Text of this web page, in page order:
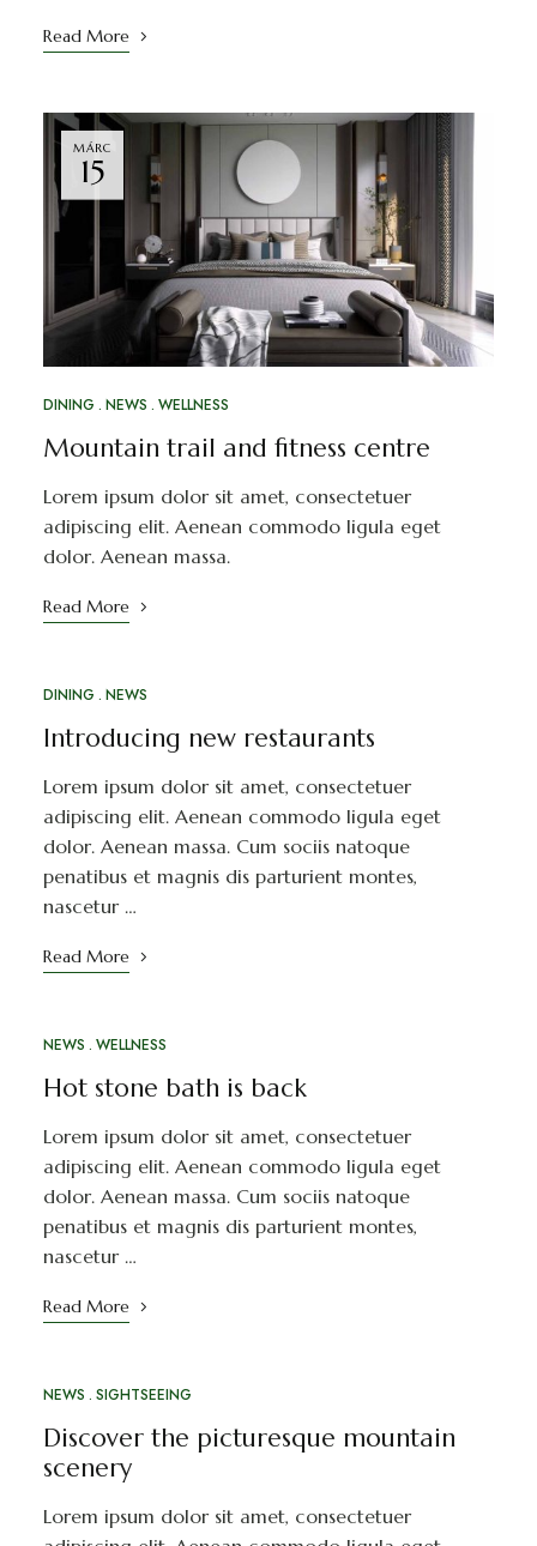
Read More
MÁRC
15
DINING NEWS WELLNESS
Mountain trail and fitness centre
Lorem ipsum dolor sit amet, consectetuer
adipiscing elit. Aenean commodo ligula eget
dolor. Aenean massa.
Read More
DINING NEWS
Introducing new restaurants
Lorem ipsum dolor sit amet, consectetuer
adipiscing elit. Aenean commodo ligula eget
dolor. Aenean massa. Cum sociis natoque
penatibus et magnis dis parturient montes,
nascetur …
Read More
NEWS WELLNESS
Hot stone bath is back
Lorem ipsum dolor sit amet, consectetuer
adipiscing elit. Aenean commodo ligula eget
dolor. Aenean massa. Cum sociis natoque
penatibus et magnis dis parturient montes,
nascetur …
Read More
NEWS SIGHTSEEING
Discover the picturesque mountain
scenery
Lorem ipsum dolor sit amet, consectetuer